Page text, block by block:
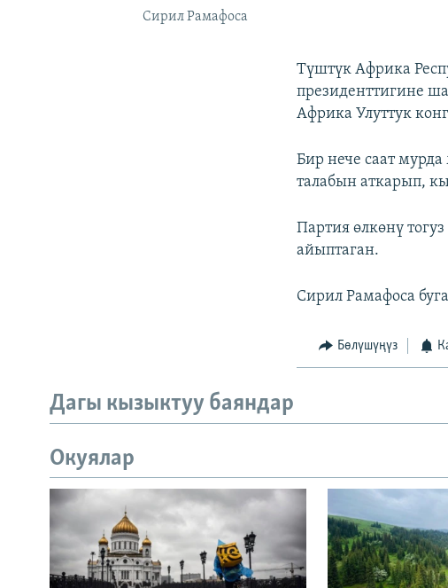
Сирил Рамафоса
Түштүк Африка
президенттигине
Африка Улуттук
Бир нече саат
талабын аткарып,
Партия өлкөнү
айыптаган.
Сирил Рамафоса
Бөлүшүңүз
Дагы кызыктуу баяндар
Окуялар